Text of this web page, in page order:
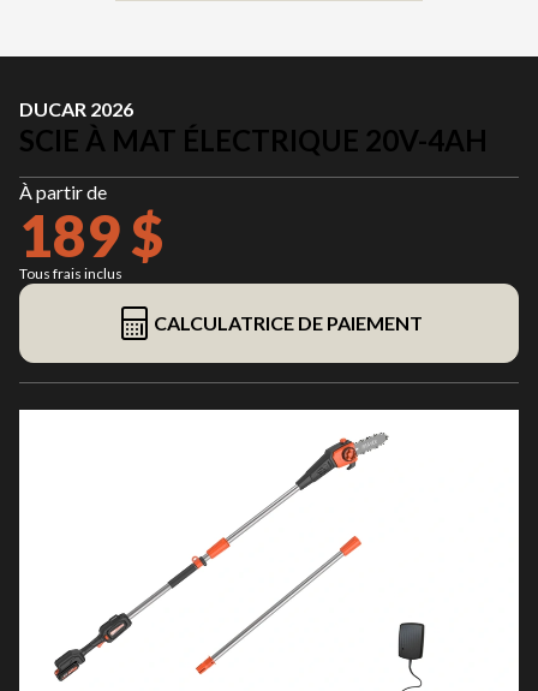
DUCAR 2026
SCIE À MAT ÉLECTRIQUE 20V-4AH
À partir de
189 $
Tous frais inclus
CALCULATRICE DE PAIEMENT